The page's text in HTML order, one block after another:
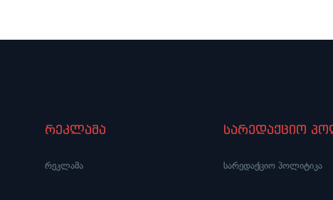
რეკლამა
რეკლამა
სარედაქციო
სარედაქციო პოლიტიკა